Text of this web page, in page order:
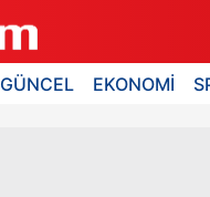
GÜNCEL EKONOMİ